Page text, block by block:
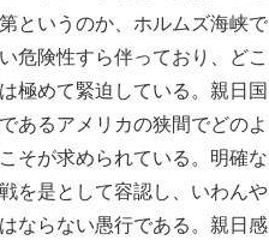
というのか、ホルムズ海峡で
危険性すら伴っており、どこ
極めて緊迫している。親日国
あるアメリカの狭間でどのよ
そが求められている。明確な
を是として容認し、いわんや
ならない愚行である。親日感